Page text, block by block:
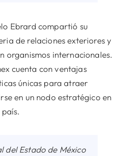
Ebrard compartió su
de relaciones exteriores y
organismos internacionales.
cuenta con ventajas
únicas para atraer
en un nodo estratégico en
del Estado de México